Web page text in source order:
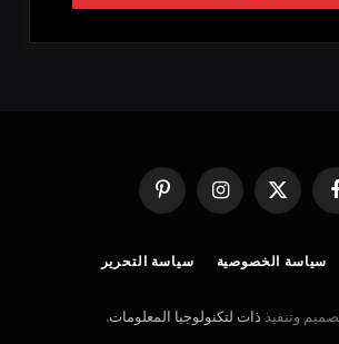
فيسبوك
X
(Twitter)
الانستغرامبينتيريست
سياسة الخصوصية سياسة التحرير
ذات لتكنولوجيا المعلومات.